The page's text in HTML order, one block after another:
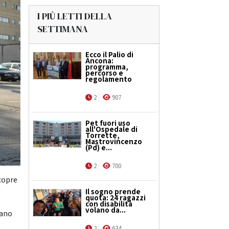
I PIÙ LETTI DELLA
SETTIMANA
Ecco il Palio di
Ancona:
programma,
percorso e
regolamento
2 907
Pet fuori uso
all'Ospedale di
Torrette,
Mastrovincenzo
(Pd) e...
2 700
Il sogno prende
quota: 24 ragazzi
con disabilità
volano da...